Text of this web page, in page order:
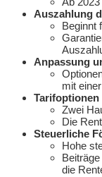
Auszahlung
Beginnt
Anpassung
mit
Zwei
Die
Steuerliche
Hohe
die